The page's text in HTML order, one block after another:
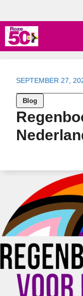
Ga
naar
inhoud
SEPTEMBER 27,
Blog